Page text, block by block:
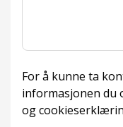
For å kunne ta
informasjonen du
og